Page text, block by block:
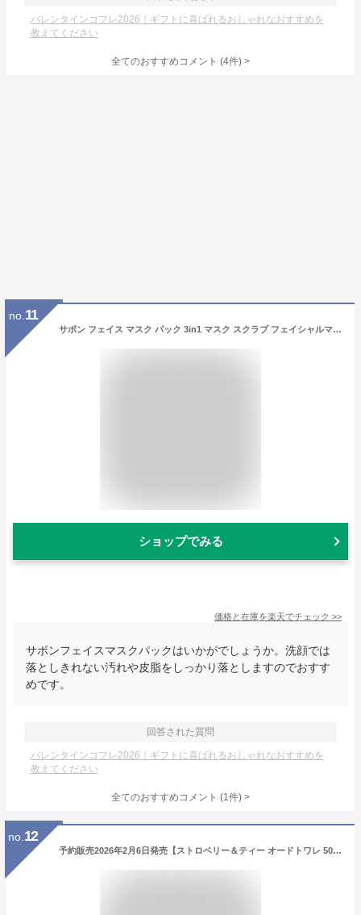
バレンタインコフレ2026｜ギフトに喜ばれるおしゃれなおすすめを
教えてください
全てのおすすめコメント (4件) >
no. 11
サボン フェイス マスク パック 3in1 マスク スクラブ フェイシャルマスク ローズブーケ 泥パック 200mL フェイスケア SABON ブランド 集中美容 スキンケア コスメ 保湿 エイジングケア ハリ不足 喜ばれるギフト 2026 香り バレンタイン ホワイトデー
ショップでみる
価格と在庫を楽天でチェック >>
サボンフェイスマスクパックはいかがでしょうか。洗顔では
落としきれない汚れや皮脂をしっかり落としますのでおすす
めです。
回答された質問
バレンタインコフレ2026｜ギフトに喜ばれるおしゃれなおすすめを
教えてください
全てのおすすめコメント (1件) >
no. 12
予約販売2026年2月6日発売【ストロベリー＆ティー オードトワレ 50mL】ジルスチュアート ビューティ(JILLSTUART Beauty) ストロベリー＆ティー オードトワレ 50mL クリスマス クリスマスプレゼント 2026春コスメ バレンタイン ホワイトデ